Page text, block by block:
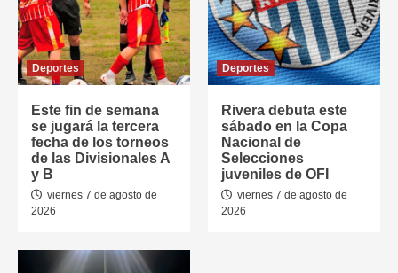
Deportes
Este fin de semana
se jugará la tercera
fecha de los torneos
de las Divisionales A
y B
viernes 7 de agosto de
2026
Deportes
Rivera debuta este
sábado en la Copa
Nacional de
Selecciones
juveniles de OFI
viernes 7 de agosto de
2026